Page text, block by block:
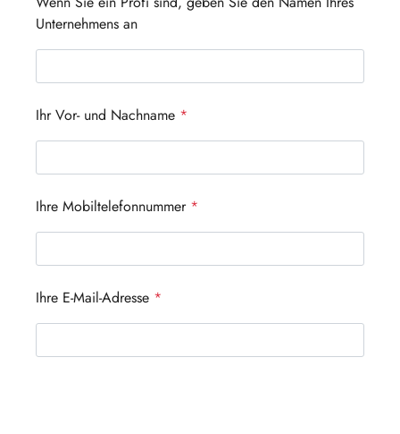
Unternehmens an
Ihr Vor- und Nachname *
Ihre Mobiltelefonnummer *
Ihre E-Mail-Adresse *